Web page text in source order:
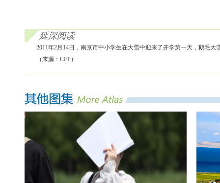
延深阅读
2011年2月14日，南京市中小学生在大雪中迎来了开学第一天，鹅毛
（来源：CFP）